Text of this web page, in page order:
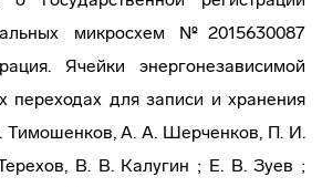
микросхем №2015630087
Ячейки энергонезависимой
переходах для записи и хранения
А. А. Шерченков, П. И.
В. В. Калугин ; Е. В. Зуев ;